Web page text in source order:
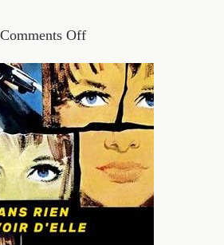
Comments Off